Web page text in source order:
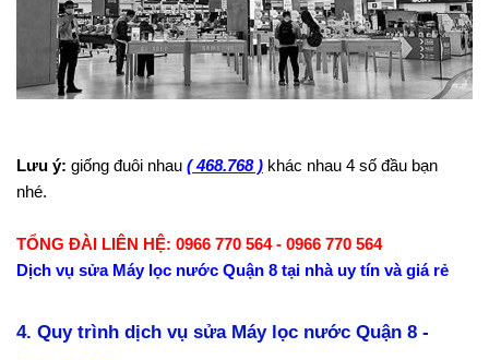
Lưu ý: giống đuôi nhau ( 468.768 ) khác nhau 4 số đầu bạn
nhé.
TỔNG ĐÀI LIÊN HỆ: 0966 770 564 - 0966 770 564
Dịch vụ sửa Máy lọc nước Quận 8 tại nhà uy tín và giá rẻ
4. Quy trình dịch vụ sửa Máy lọc nước Quận 8 -